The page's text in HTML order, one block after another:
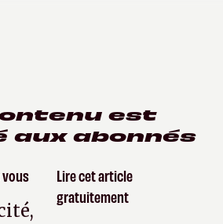
est
aux abonnés
vous
Lire cet article
gratuitement